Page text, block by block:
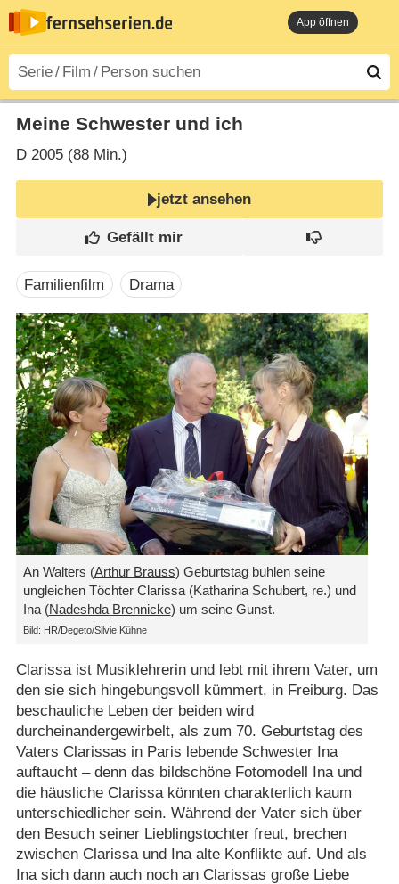
App öffnen
Meine Schwester und ich
D2005 (88 Min.)
jetzt ansehen
Familienfilm Drama
An Walters (Arthur Brauss) Geburtstag buhlen seine
ungleichen Töchter Clarissa (Katharina Schubert, re.) und
Ina (Nadeshda Brennicke) um seine Gunst.
Bild: HR/​Degeto/​Silvie Kühne
Clarissa ist Musiklehrerin und lebt mit ihrem Vater, um
den sie sich hingebungsvoll kümmert, in Freiburg. Das
beschauliche Leben der beiden wird
durcheinandergewirbelt, als zum 70. Geburtstag des
Vaters Clarissas in Paris lebende Schwester Ina
auftaucht – denn das bildschöne Fotomodell Ina und
die häusliche Clarissa könnten charakterlich kaum
unterschiedlicher sein. Während der Vater sich über
den Besuch seiner Lieblingstochter freut, brechen
zwischen Clarissa und Ina alte Konflikte auf. Und als
Ina sich dann auch noch an Clarissas große Liebe